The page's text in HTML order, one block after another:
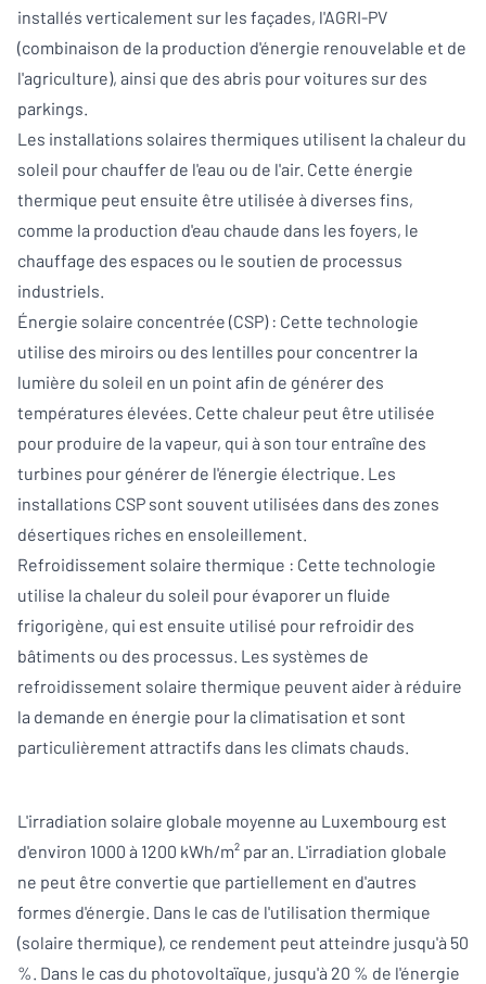
installés verticalement sur les façades, l'AGRI-PV
(combinaison de la production d'énergie renouvelable et de
l'agriculture), ainsi que des abris pour voitures sur des
parkings.
Les installations solaires thermiques utilisent la chaleur du
soleil pour chauffer de l'eau ou de l'air. Cette énergie
thermique peut ensuite être utilisée à diverses fins,
comme la production d'eau chaude dans les foyers, le
chauffage des espaces ou le soutien de processus
industriels.
Énergie solaire concentrée (CSP) : Cette technologie
utilise des miroirs ou des lentilles pour concentrer la
lumière du soleil en un point afin de générer des
températures élevées. Cette chaleur peut être utilisée
pour produire de la vapeur, qui à son tour entraîne des
turbines pour générer de l'énergie électrique. Les
installations CSP sont souvent utilisées dans des zones
désertiques riches en ensoleillement.
Refroidissement solaire thermique : Cette technologie
utilise la chaleur du soleil pour évaporer un fluide
frigorigène, qui est ensuite utilisé pour refroidir des
bâtiments ou des processus. Les systèmes de
refroidissement solaire thermique peuvent aider à réduire
la demande en énergie pour la climatisation et sont
particulièrement attractifs dans les climats chauds.
L'irradiation solaire globale moyenne au Luxembourg est
d'environ 1000 à 1200 kWh/m² par an. L'irradiation globale
ne peut être convertie que partiellement en d'autres
formes d'énergie. Dans le cas de l'utilisation thermique
(solaire thermique), ce rendement peut atteindre jusqu'à 50
%. Dans le cas du photovoltaïque, jusqu'à 20 % de l'énergie